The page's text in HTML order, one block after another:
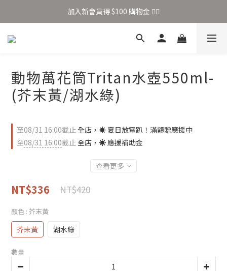
加入新會員得 $100 購物金 👉🏻
加入新會員得 $100 購物金 👉🏻
全站滿 $699 享免運
動物萬花筒Tritan水壺550ml-
(芥末黃/湖水綠)
至08/31 16:00截止全店，☀️ 夏日放電趴！滿額贈應援中
至08/31 16:00截止全店，☀️ 應援補助金
查看更多
NT$336 NT$420
顏色 : 芥末黃
芥末黃 湖水綠
數量